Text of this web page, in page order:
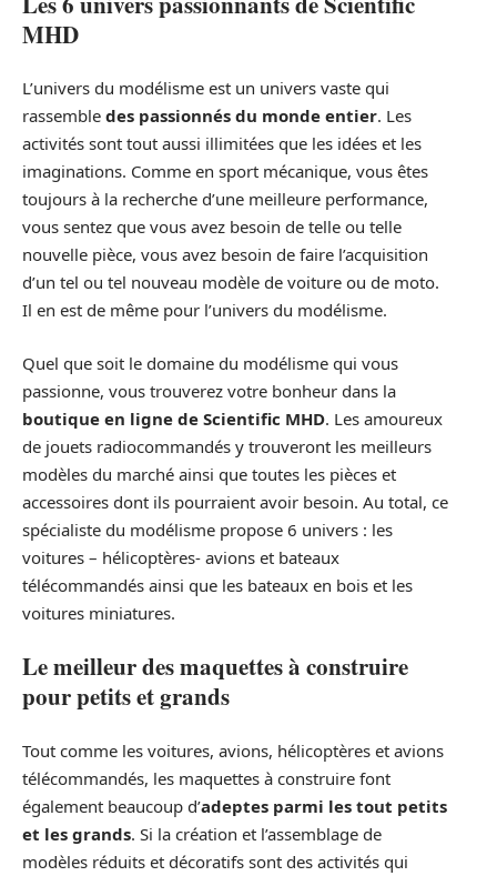
MHD
L’univers du modélisme est un univers vaste qui
rassemble des passionnés du monde entier. Les
activités sont tout aussi illimitées que les idées et les
imaginations. Comme en sport mécanique, vous êtes
toujours à la recherche d’une meilleure performance,
vous sentez que vous avez besoin de telle ou telle
nouvelle pièce, vous avez besoin de faire l’acquisition
d’un tel ou tel nouveau modèle de voiture ou de moto.
Il en est de même pour l’univers du modélisme.
Quel que soit le domaine du modélisme qui vous
passionne, vous trouverez votre bonheur dans la
boutique en ligne de Scientific MHD. Les amoureux
de jouets radiocommandés y trouveront les meilleurs
modèles du marché ainsi que toutes les pièces et
accessoires dont ils pourraient avoir besoin. Au total, ce
spécialiste du modélisme propose 6 univers : les
voitures – hélicoptères- avions et bateaux
télécommandés ainsi que les bateaux en bois et les
voitures miniatures.
Le meilleur des maquettes à construire
pour petits et grands
Tout comme les voitures, avions, hélicoptères et avions
télécommandés, les maquettes à construire font
également beaucoup d’adeptes parmi les tout petits
et les grands. Si la création et l’assemblage de
modèles réduits et décoratifs sont des activités qui